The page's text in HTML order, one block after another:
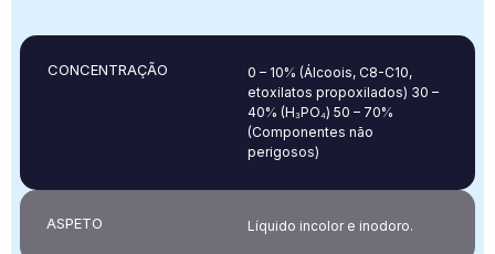
CONCENTRAÇÃO​
0 – 10% (Álcoois, C8-C10,
etoxilatos propoxilados) 30 –
40% (H₃PO₄) 50 – 70%
(Componentes não
perigosos)
ASPETO Líquido incolor e inodoro.